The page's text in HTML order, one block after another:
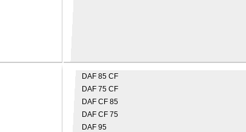
DAF 85 CF
DAF 75 CF
DAF CF 85
DAF CF 75
DAF 95